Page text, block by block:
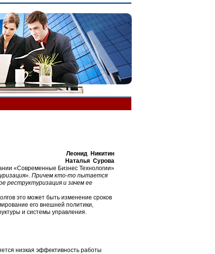
Леонид Никитин
Наталья Сурова
«Современные Бизнес Технологии»
Причем кто-то пытается
реструктуризация и зачем ее
это может быть изменение сроков
его внешней политики,
и системы управления.
низкая эффективность работы